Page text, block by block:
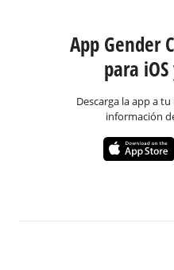
App Gender
para
Descarga la app a
información